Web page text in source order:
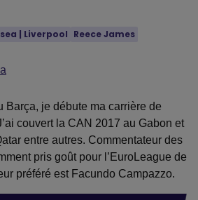
| Liverpool Reece James
je débute ma carrière de
couvert la CAN 2017 au Gabon et
entre autres. Commentateur des
pris goût pour l’EuroLeague de
préféré est Facundo Campazzo.